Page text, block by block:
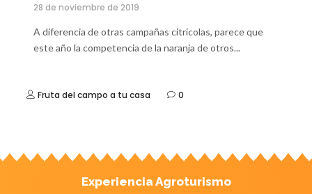
28 de noviembre de 2019
A diferencia de otras campañas citrícolas, parece que
este año la competencia de la naranja de otros...
Fruta del campo a tu casa 0
Experiencia Agroturismo